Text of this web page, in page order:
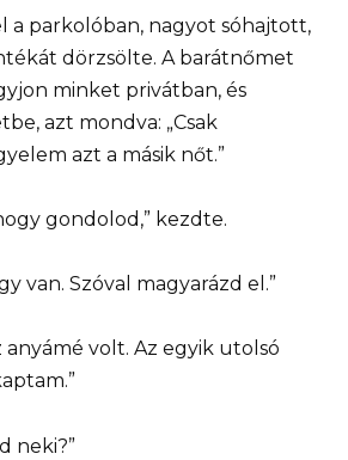
a parkolóban, nagyot sóhajtott,
dörzsölte. A barátnőmet
minket privátban, és
azt mondva: „Csak
azt a másik nőt.”
gondolod,” kezdte.
van. Szóval magyarázd el.”
anyámé volt. Az egyik utolsó
neki?”